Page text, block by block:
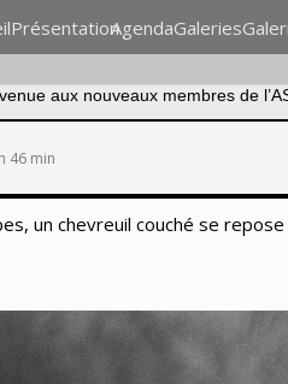
PrésentationAgendaGaleries
aux nouveaux membres de
46 min
un chevreuil couché se